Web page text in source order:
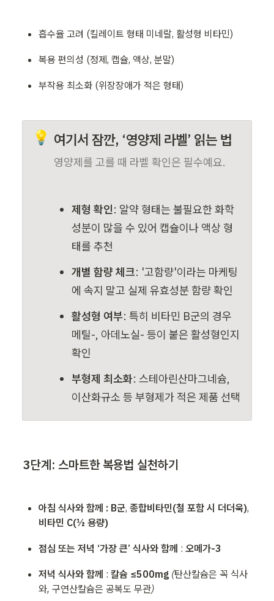
흡수율 고려 (킬레이트 형태 미네랄, 활성형 비타민)
복용 편의성 (정제, 캡슐, 액상, 분말)
부작용 최소화 (위장장애가 적은 형태)
💡 여기서 잠깐, ‘영양제 라벨’ 읽는 법
영양제를 고를 때 라벨 확인은 필수예요.
제형 확인: 알약 형태는 불필요한 화학
성분이 많을 수 있어 캡슐이나 액상 형
태를 추천
개별 함량 체크: '고함량'이라는 마케팅
에 속지 말고 실제 유효성분 함량 확인
활성형 여부: 특히 비타민 B군의 경우
메틸-, 아데노실- 등이 붙은 활성형인지
확인
부형제 최소화: 스테아린산마그네슘,
이산화규소 등 부형제가 적은 제품 선택
3단계: 스마트한 복용법 실천하기
아침 식사와 함께 : B군, 종합비타민(철 포함 시 더더욱)
비타민 C(½ 용량)
점심 또는 저녁 ‘가장 큰’ 식사와 함께 : 오메가-3
저녁 식사와 함께 : 칼슘 ≤500mg (탄산칼슘은 꼭 식사
와, 구연산칼슘은 공복도 무관)